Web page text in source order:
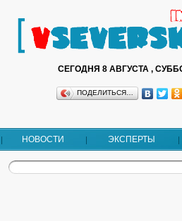
СЕГОДНЯ 8 АВГУСТА ,
ПОДЕЛИТЬСЯ…
НОВОСТИ ЭКСПЕРТЫ